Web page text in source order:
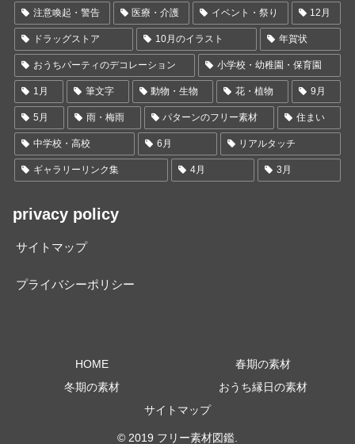
注意喚起・警告 医療・介護 イベント・祭り 12月
ドラッグストア 10月のイラスト 年賀状
おうちパーティのデコレーション 小学校・幼稚園・保育園
1月 筆文字 動物・生物 花・植物 9月
5月 雨・梅雨 パターンのフリー素材 住まい
中学校・高校 6月 リアルタッチ
ギャラリーリンク集 4月 3月
privacy policy
サイトマップ
プライバシーポリシー
HOME
春期の素材
冬期の素材
おうち縁日の素材
サイトマップ
© 2019 フリー素材図鑑.